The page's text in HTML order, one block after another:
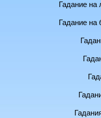
Гадание на
Гадание